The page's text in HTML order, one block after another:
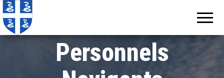
Corsair recrute 80
Personnels